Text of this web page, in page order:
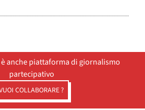
anche piattaforma di giornalismo
partecipativo
COLLABORARE ?